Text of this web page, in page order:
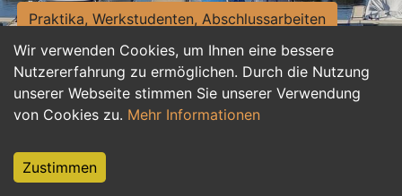
Wir verwenden Cookies, um Ihnen eine bessere
Nutzererfahrung zu ermöglichen. Durch die Nutzung
unserer Webseite stimmen Sie unserer Verwendung
von Cookies zu. Mehr Informationen
Zustimmen
Praktika, Werkstudenten, Abschlussarbeiten
Personalwesen Assistenz, Sekretariat
Hilfskräfte, Aushilfs- und Nebenjobs
Weiterbildung, Studium, duale Ausbildung